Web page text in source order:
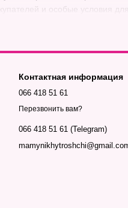
и особые условия для
Контактная информация
066 418 51 61
Перезвонить вам?
066 418 51 61 (Telegram)